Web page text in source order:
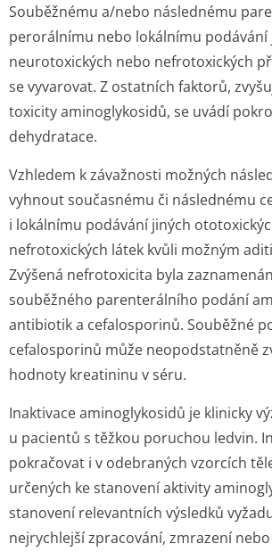
Souběžnému a/nebo následnému
perorálnímu nebo lokálnímu podávání
neurotoxických nebo nefrotoxických
se vyvarovat. Z ostatních faktorů,
toxicity aminoglykosidů, se uvádí
dehydratace.
Vzhledem k závažnosti možných
vyhnout současnému či následnému
i lokálnímu podávání jiných
nefrotoxických látek kvůli možným
Zvýšená nefrotoxicita byla
souběžného parenterálního podání
antibiotik a cefalosporinů. Souběžné
cefalosporinů může neopodstatněně
hodnoty kreatininu v séru.
Inaktivace aminoglykosidů je klinicky
u pacientů s těžkou poruchou ledvin.
pokračovat i v odebraných vzorcích
určených ke stanovení aktivity
stanovení relevantních výsledků
nejrychlejší zpracování, zmrazení